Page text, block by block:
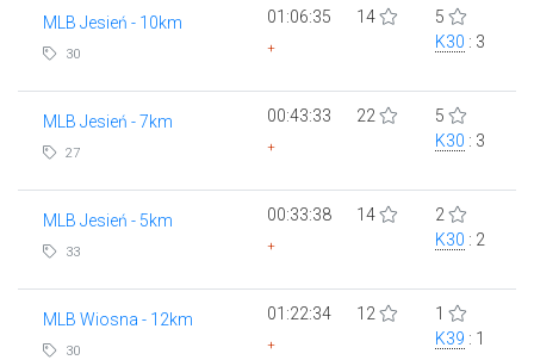
MLB Jesień - 10km
30
01:06:35
+
14
5
K30 : 3
MLB Jesień - 7km
27
00:43:33
+
22
5
K30 : 3
MLB Jesień - 5km
33
00:33:38
+
14
2
K30 : 2
MLB Wiosna - 12km
30
01:22:34
+
12
1
K39 : 1